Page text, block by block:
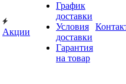
Акции
График
доставки
Условия
доставки
Гарантия
на товар